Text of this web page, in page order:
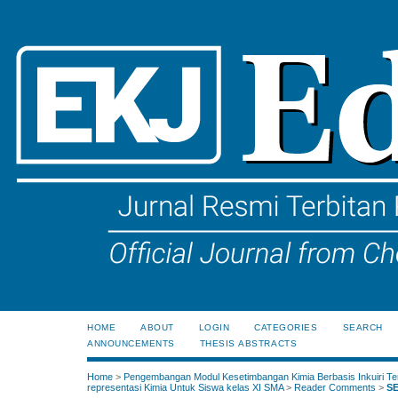
HOME ABOUT LOGIN CATEGORIES
SEARCH
ANNOUNCEMENTS
THESIS ABSTRACTS
Home > Pengembangan Modul Kesetimbangan Kimia Berbasis Inkuiri
representasi Kimia Untuk Siswa kelas XI SMA> Reader Comments >